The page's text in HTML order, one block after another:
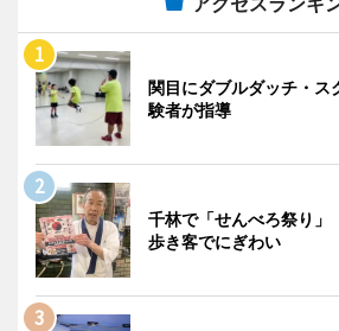
関目にダブルダッチ・
験者が指導
千林で「せんべろ祭り
歩き客でにぎわい